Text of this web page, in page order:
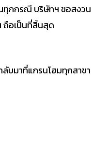
กกรณี บริษัทฯ ขอสงว
ถือเป็นที่สิ้นสุด
บมาที่แกรนโฮมทุกสา